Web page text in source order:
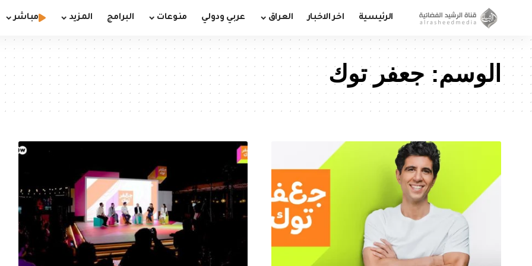
الرئيسية اخر الاخبار العراق عربي ودولي منوعات البرامج المزيد مباشر
الوسم: جعفر توك